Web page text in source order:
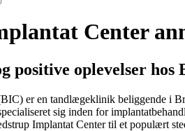
Center
positive oplevelser
er en tandlægeklinik beliggende i
sig inden for
Implantat Center til et populært